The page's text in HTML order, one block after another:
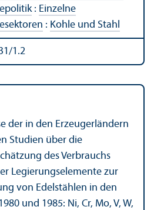
: Einzelne
: Kohle und Stahl
1.2
der in den Erzeugerländern
Studien über die
des Verbrauchs
Legierungs­elemente zur
von Edelstählen in den
und 1985: Ni, Cr, Mo, V, W,